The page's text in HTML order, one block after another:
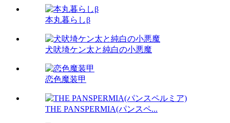
本丸暮らしβ
犬吠埼ケン太と純白の小悪魔
恋色魔装甲
THE PANSPERMIA(パンスペ...